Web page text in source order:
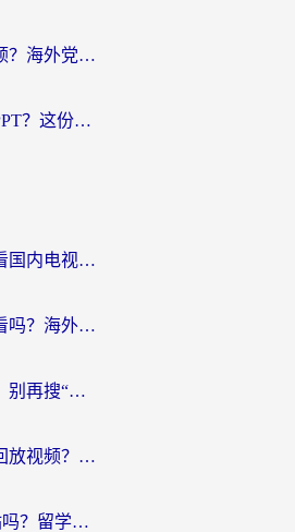
在欧洲玩新寻仙总卡顿？海外党必看的国服游戏加速全攻略
海外玩第九大陆卡成PPT？这份网络加速指南帮你丝滑上分
海外用什么软件可以看国内电视？留学生亲测有效的追剧自由指南
优酷缓存视频国外能看吗？海外党追剧看片的终极解决方案来了
国外如何看优酷限制？别再搜“在日本哪个软件可以看中国电视剧”，这篇教你搞定
海外如何看映客直播回放视频？这份攻略帮你搞定（附腾讯优酷观看技巧）
海外可以看cctv的网站吗？留学生亲测有效的回国追剧方案